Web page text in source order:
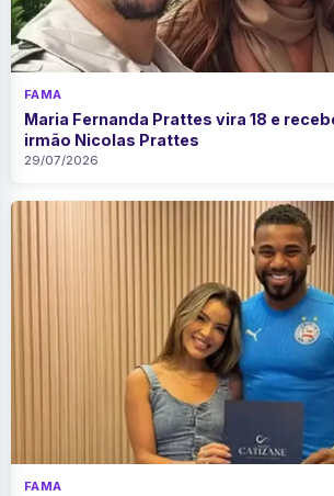
FAMA
Maria Fernanda Prattes vira 18 e
irmão Nicolas Prattes
29/07/2026
FAMA